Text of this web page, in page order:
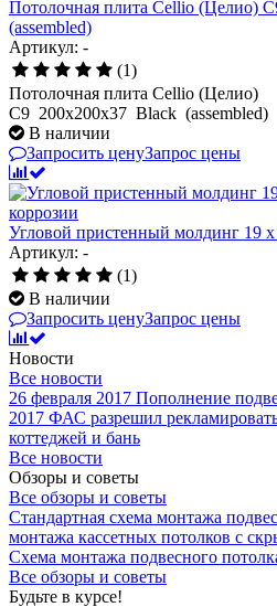
Потолочная плита Cellio (Целио)
(assembled)
Артикул: -
(1)
Потолочная плита Cellio (Целио)
C9 200x200x37 Black (assembled)
В наличии
Запросить ценуЗапрос цены
Угловой пристенный молдинг 19
Артикул: -
(1)
В наличии
Запросить ценуЗапрос цены
Новости
Все новости
26 февраля 2017 Пополнение
2017 ФАС разрешил
коттеджей и бань
Все новости
Обзоры и советы
Все обзоры и советы
Стандартная схема монтажа
монтажа кассетных потолков с
Схема монтажа подвесного
Все обзоры и советы
Будьте в курсе!